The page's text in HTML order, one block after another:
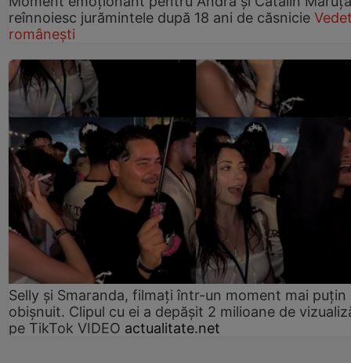
reînnoiesc jurămintele după 18 ani de căsnicie
românești
Selly și Smaranda, filmați într-un moment mai puțin
obișnuit. Clipul cu ei a depășit 2 milioane de
pe TikTok VIDEO actualitate.net